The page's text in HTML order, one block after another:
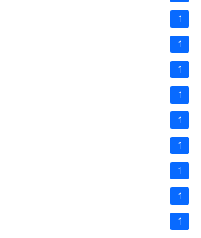
1
1
1
1
1
1
1
1
1